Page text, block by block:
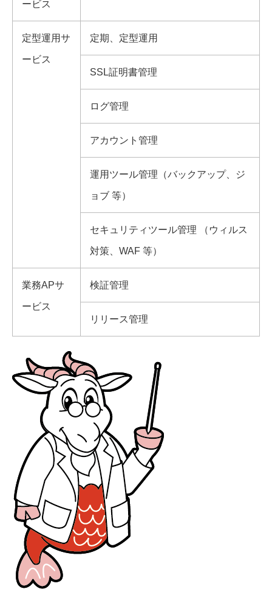
ービス
定型運用サ
ービス
定期、定型運用
SSL証明書管理
ログ管理
アカウント管理
運用ツール管理（バックアップ、ジ
ョブ 等）
セキュリティツール管理 （ウィルス
対策、WAF 等）
業務APサ
ービス
検証管理
リリース管理